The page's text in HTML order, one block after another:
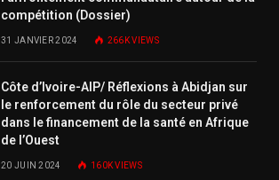
compétition (Dossier)
31 JANVIER 2024 266KVIEWS
Côte d’Ivoire-AIP/ Réflexions à Abidjan sur
le renforcement du rôle du secteur privé
dans le financement de la santé en Afrique
de l’Ouest
20 JUIN 2024 160KVIEWS